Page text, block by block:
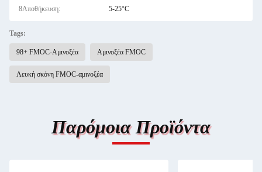
8Αποθήκευση: 5-25°C
Tags:
98+ FMOC-Αμινοξέα Αμινοξέα FMOC
Λευκή σκόνη FMOC-αμινοξέα
Παρόμοια Προϊόντα